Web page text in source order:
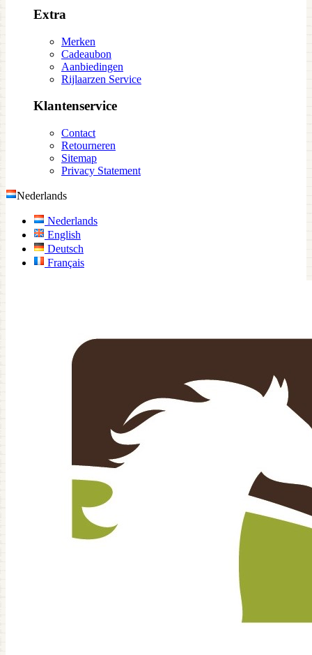
Extra
Merken
Cadeaubon
Aanbiedingen
Rijlaarzen Service
Klantenservice
Contact
Retourneren
Sitemap
Privacy Statement
Nederlands
Nederlands
English
Deutsch
Français